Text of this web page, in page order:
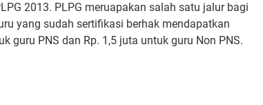
2013. PLPG meruapakan salah satu jalur bagi
yang sudah sertifikasi berhak mendapatkan
guru PNS dan Rp. 1,5 juta untuk guru Non PNS.